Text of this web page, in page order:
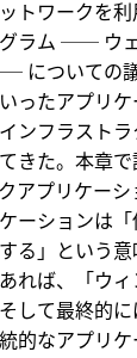
トワークを
ラム ── ウ
についての
ったアプリ
ンフラスト
きた。本章
アプリケー
ーションは
る」という
れば、「ウ
して最終的
的なアプリ